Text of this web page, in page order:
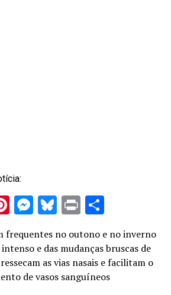
Pinterest
Messenger
Bluesky
PrintShare
frequentes no outono e no inverno
e das mudanças bruscas de
as vias nasais e facilitam o
de vasos sanguíneos